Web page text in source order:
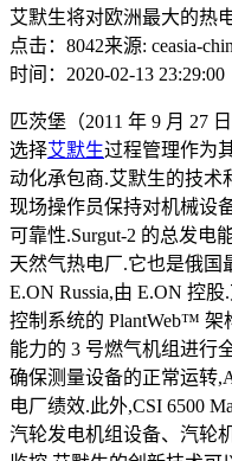
艾默生将对欧洲最大的热
点击：8042来源: ceasia-
时间：2020-02-13 23:29:00
匹茨堡（2011 年 9 月 27
选择艾默生过程管理作为
动化承包商.艾默生的技术
现场操作员保持对机械设
可靠性.Surgut-2 的总发电
天然气热电厂.它也是俄国
E.ON Russia,由 E.ON 控
控制系统的 PlantWeb™ 架
能力的 3 号燃气机组进行
确保测量设备的正常运转
电厂绩效.此外,CSI 6500
汽轮发电机组设备、汽轮